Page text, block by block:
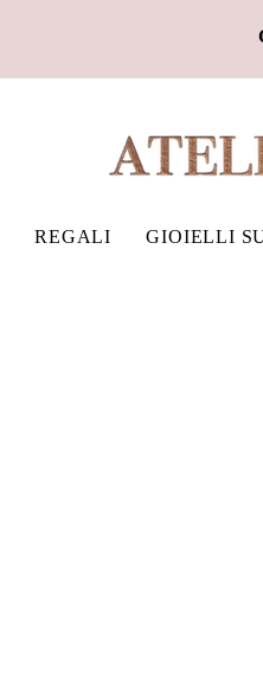
REGALI GIOIELLI